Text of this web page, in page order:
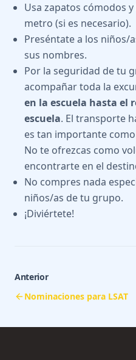
Usa zapatos cómodos
metro (si es necesario).
Preséntate a los niños/
sus nombres.
Por la seguridad de tu
acompañar toda la
en la escuela hasta el
escuela. El transporte
es tan importante
No te ofrezcas como
encontrarte en el
No compres nada
niños/as de tu grupo.
¡Diviértete!
Anterior
Nominaciones para LSAT